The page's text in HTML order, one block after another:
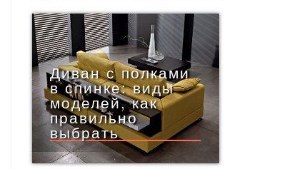
Диван с полками
в спинке: виды
моделей, как
правильно
выбрать